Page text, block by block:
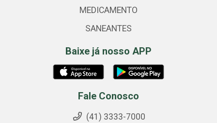
MEDICAMENTO
SANEANTES
Baixe já nosso APP
Fale Conosco
(41) 3333-7000